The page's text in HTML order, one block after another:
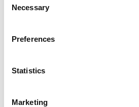
Selection
Necessary
Preferences
Statistics
Marketing
Vartov
København